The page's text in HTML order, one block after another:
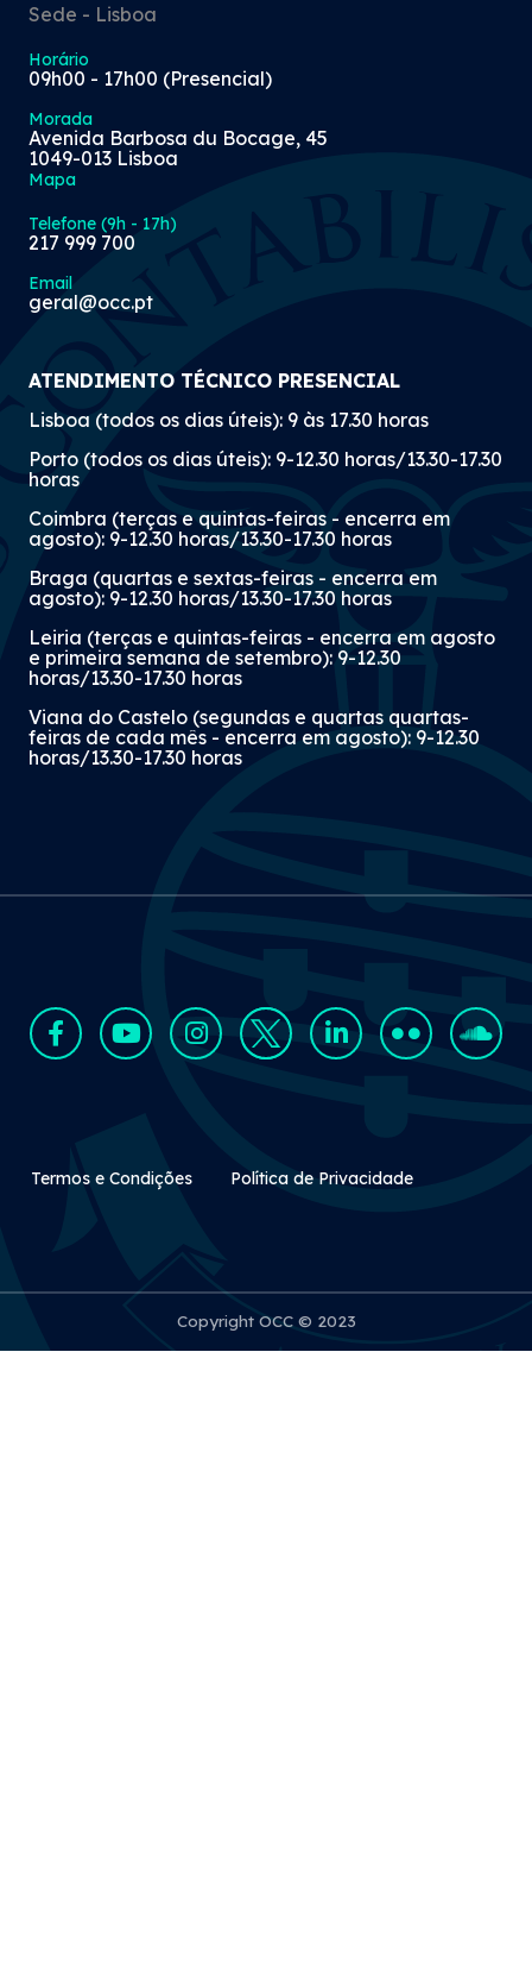
Sede - Lisboa
Horário
09h00 - 17h00 (Presencial)
Morada
Avenida Barbosa du Bocage, 45
1049-013 Lisboa
Mapa
Telefone (9h - 17h)
217 999 700
Email
geral@occ.pt
ATENDIMENTO TÉCNICO PRESENCIAL
Lisboa (todos os dias úteis): 9 às 17.30 horas
Porto (todos os dias úteis): 9-12.30 horas/13.30-17.30
horas
Coimbra (terças e quintas-feiras - encerra em
agosto): 9-12.30 horas/13.30-17.30 horas
Braga (quartas e sextas-feiras - encerra em
agosto): 9-12.30 horas/13.30-17.30 horas
Leiria (terças e quintas-feiras - encerra em agosto
e primeira semana de setembro): 9-12.30
horas/13.30-17.30 horas
Viana do Castelo (segundas e quartas quartas-
feiras de cada mês - encerra em agosto): 9-12.30
horas/13.30-17.30 horas
Rodapé Secundário
Termos e Condições Política de Privacidade
Copyright OCC © 2023